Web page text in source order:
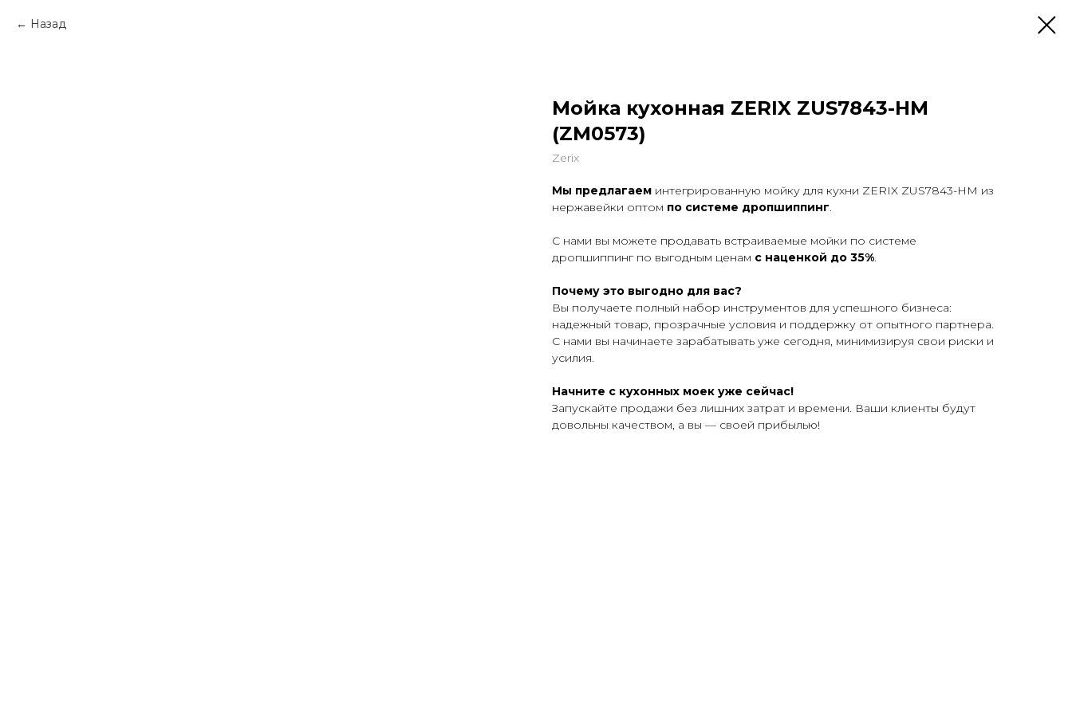
Назад
Мойка кухонная ZERIX ZUS7843-HM
(ZM0573)
Zerix
Мы предлагаем интегрированную мойку для кухни ZERIX ZUS7843-HM из
нержавейки оптом по системе дропшиппинг.
С нами вы можете продавать встраиваемые мойки по системе
дропшиппинг по выгодным ценам с наценкой до 35%.
Почему это выгодно для вас?
Вы получаете полный набор инструментов для успешного бизнеса:
надежный товар, прозрачные условия и поддержку от опытного партнера.
С нами вы начинаете зарабатывать уже сегодня, минимизируя свои риски и
усилия.
Начните с кухонных моек уже сейчас!
Запускайте продажи без лишних затрат и времени. Ваши клиенты будут
довольны качеством, а вы — своей прибылью!